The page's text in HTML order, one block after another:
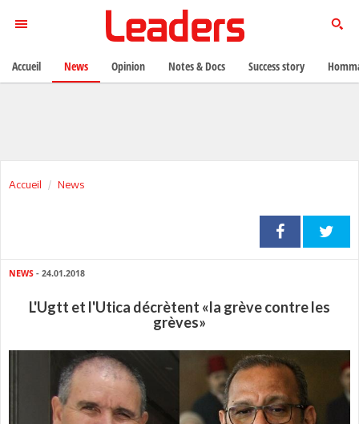
Accueil News
NEWS - 24.01.2018
L'Ugtt et l'Utica décrètent «la grève contre les
grèves»
Accueil News Opinion Notes & Docs Success story